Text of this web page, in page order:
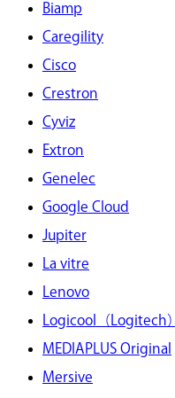
Biamp
Caregility
Cisco
Crestron
Cyviz
Extron
Genelec
Google Cloud
Jupiter
La vitre
Lenovo
Logicool（Logitech）
MEDIAPLUS Original
Mersive